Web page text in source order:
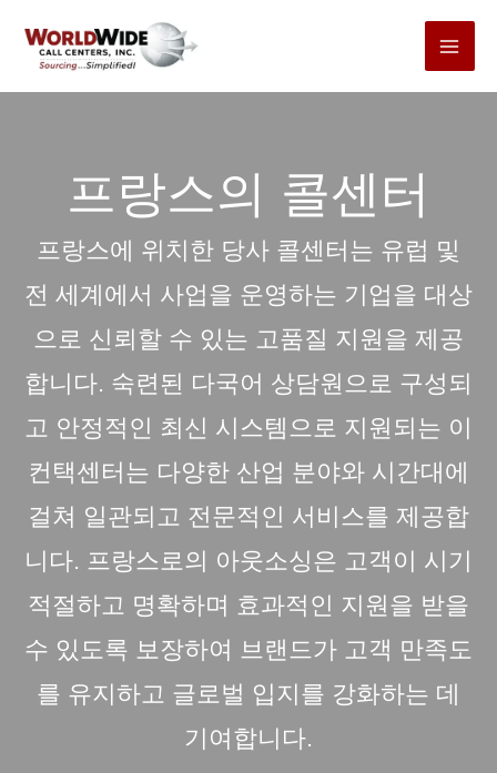
프랑스의 콜센터
프랑스에 위치한 당사 콜센터는 유럽 및
전 세계에서 사업을 운영하는 기업을 대상
으로 신뢰할 수 있는 고품질 지원을 제공
합니다. 숙련된 다국어 상담원으로 구성되
고 안정적인 최신 시스템으로 지원되는 이
컨택센터는 다양한 산업 분야와 시간대에
걸쳐 일관되고 전문적인 서비스를 제공합
니다. 프랑스로의 아웃소싱은 고객이 시기
적절하고 명확하며 효과적인 지원을 받을
수 있도록 보장하여 브랜드가 고객 만족도
를 유지하고 글로벌 입지를 강화하는 데
기여합니다.